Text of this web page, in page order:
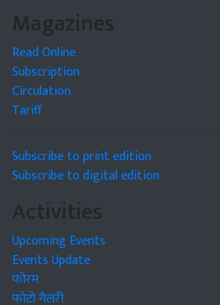
Magazines
Read Online
Subscription
Circulation
Tariff
Subscribe to print edition
Subscribe to digital edition
Activities
Upcoming Events
Events Update
फोरम
फोटो गैलरी